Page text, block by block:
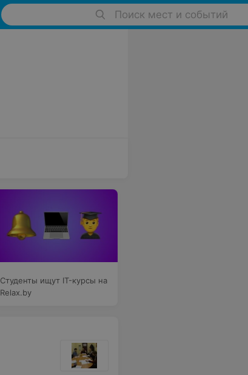
Поиск мест и событий
Студенты ищут IT-курсы на
Relax.by